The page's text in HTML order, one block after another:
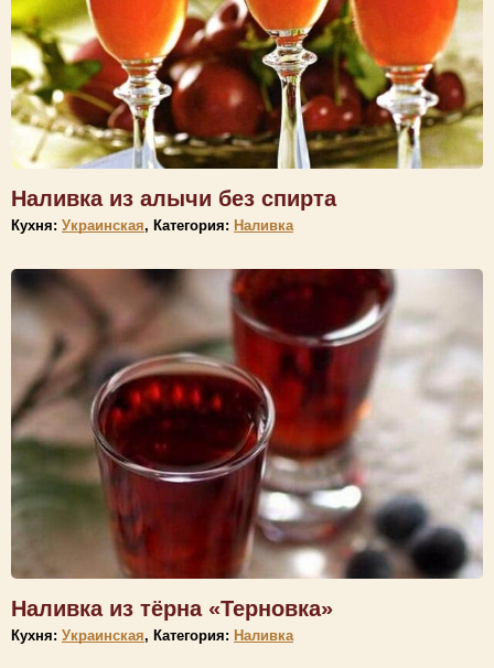
Наливка из алычи без спирта
Кухня: Украинская, Категория: Наливка
Наливка из тёрна «Терновка»
Кухня: Украинская, Категория: Наливка